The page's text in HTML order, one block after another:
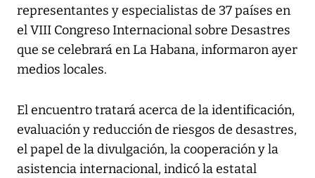
representantes y especialistas de 37 países en
el VIII Congreso Internacional sobre Desastres
que se celebrará en La Habana, informaron ayer
medios locales.
El encuentro tratará acerca de la identificación,
evaluación y reducción de riesgos de desastres,
el papel de la divulgación, la cooperación y la
asistencia internacional, indicó la estatal